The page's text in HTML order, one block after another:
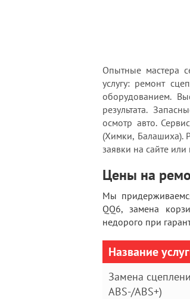
Опытные мастера
услугу: ремонт
оборудованием.
результата.
осмотр авто.
(Химки, Балашиха).
заявки на сайте
Цены на
Мы
QQ6, замена
недорого при
Название
Замена
ABS-/ABS+)